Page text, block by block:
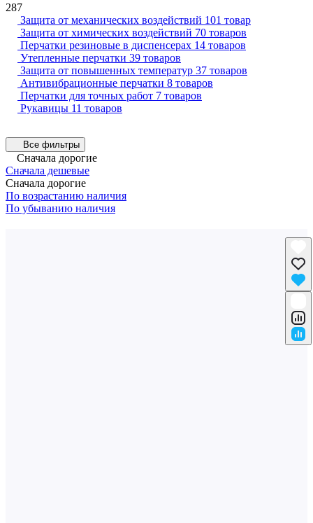
287
Защита от механических воздействий 101 товар
Защита от химических воздействий 70 товаров
Перчатки резиновые в диспенсерах 14 товаров
Утепленные перчатки 39 товаров
Защита от повышенных температур 37 товаров
Антивибрационные перчатки 8 товаров
Перчатки для точных работ 7 товаров
Рукавицы 11 товаров
Все фильтры
Сначала дорогие
Сначала дешевые
Сначала дорогие
По возрастанию наличия
По убыванию наличия